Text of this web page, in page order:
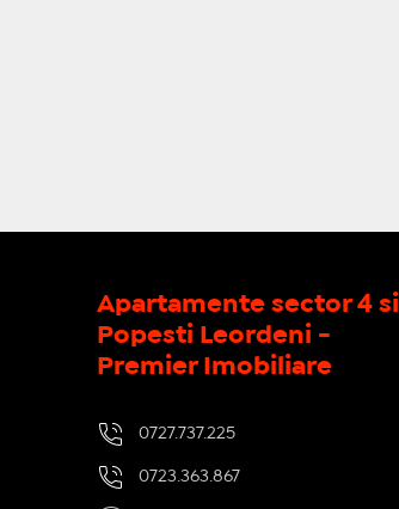
Apartamente sector 4 si
Popesti Leordeni -
Premier Imobiliare
0727.737.225
0723.363.867